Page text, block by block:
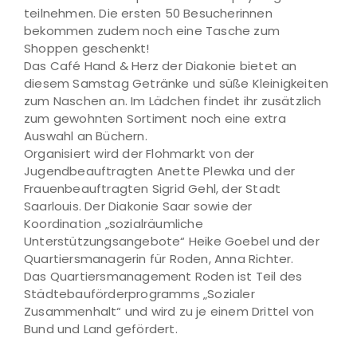
teilnehmen. Die ersten 50 Besucherinnen
bekommen zudem noch eine Tasche zum
Shoppen geschenkt!
Das Café Hand & Herz der Diakonie bietet an
diesem Samstag Getränke und süße Kleinigkeiten
zum Naschen an. Im Lädchen findet ihr zusätzlich
zum gewohnten Sortiment noch eine extra
Auswahl an Büchern.
Organisiert wird der Flohmarkt von der
Jugendbeauftragten Anette Plewka und der
Frauenbeauftragten Sigrid Gehl, der Stadt
Saarlouis. Der Diakonie Saar sowie der
Koordination „sozialräumliche
Unterstützungsangebote“ Heike Goebel und der
Quartiersmanagerin für Roden, Anna Richter.
Das Quartiersmanagement Roden ist Teil des
Städtebauförderprogramms „Sozialer
Zusammenhalt“ und wird zu je einem Drittel von
Bund und Land gefördert.